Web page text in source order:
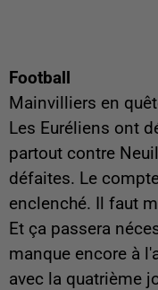
Football
Mainvilliers en
Les Euréliens ont
partout contre
défaites. Le
enclenché. Il faut
Et ça passera
manque encore à
avec la quatrième